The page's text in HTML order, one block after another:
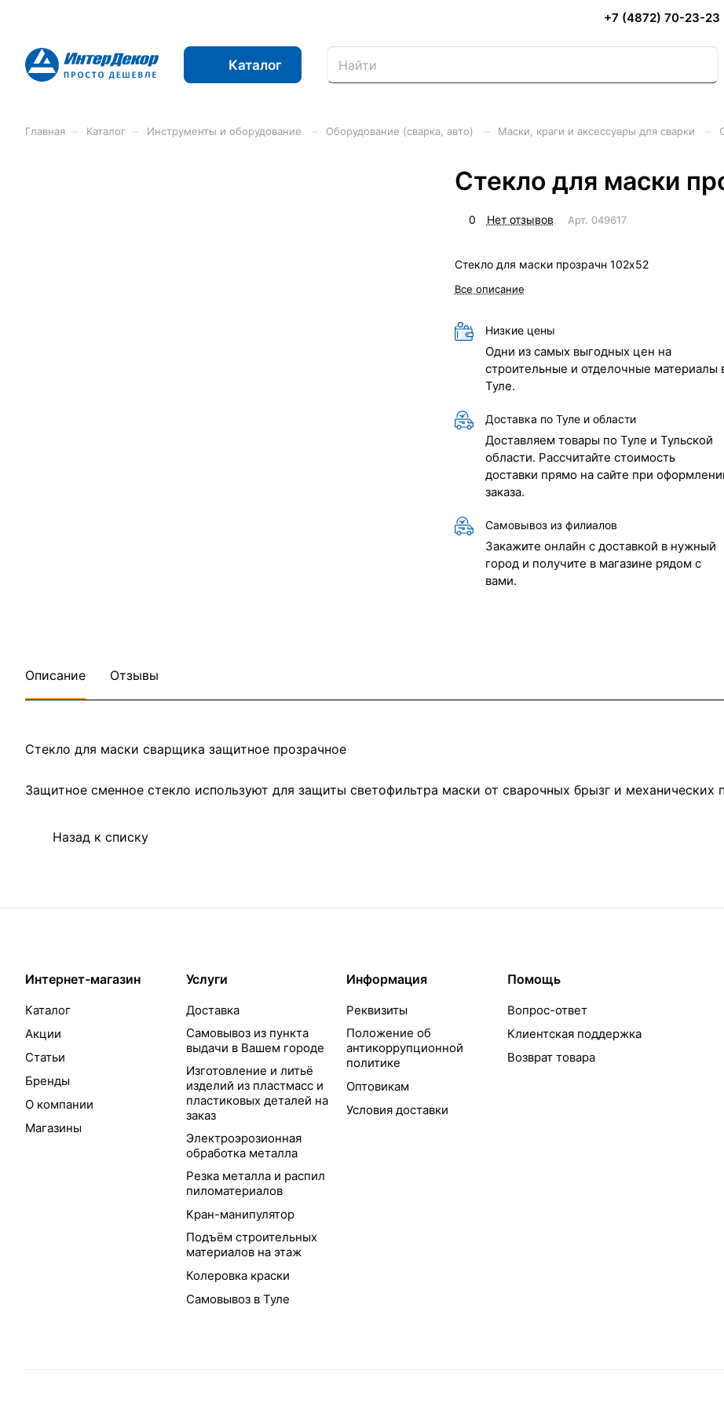
+7 (4872) 70-23-23
Каталог
Главная Каталог Инструменты и оборудование Оборудование (сварка, авто) Маски, краги и аксессуары для сварки
Стекло для маски
0 Нет отзывов Арт. 049617
Стекло для маски прозрачн 102х52
Все описание
Низкие цены
Одни из самых выгодных цен на
строительные и отделочные материалы
Туле.
Доставка по Туле и области
Доставляем товары по Туле и Тульской
области. Рассчитайте стоимость
доставки прямо на сайте при
заказа.
Самовывоз из филиалов
Закажите онлайн с доставкой в нужный
город и получите в магазине рядом с
вами.
Описание Отзывы
Стекло для маски сварщика защитное прозрачное
Защитное сменное стекло используют для защиты светофильтра маски от сварочных брызг и механических
Назад к списку
Интернет-магазин
Каталог
Акции
Статьи
Бренды
О компании
Магазины
Услуги
Доставка
Самовывоз из пункта
выдачи в Вашем городе
Изготовление и литьё
изделий из пластмасс и
пластиковых деталей на
заказ
Электроэрозионная
обработка металла
Резка металла и распил
пиломатериалов
Кран-манипулятор
Подъём строительных
материалов на этаж
Колеровка краски
Самовывоз в Туле
Информация
Реквизиты
Положение об
антикоррупционной
политике
Оптовикам
Условия доставки
Помощь
Вопрос-ответ
Клиентская поддержка
Возврат товара